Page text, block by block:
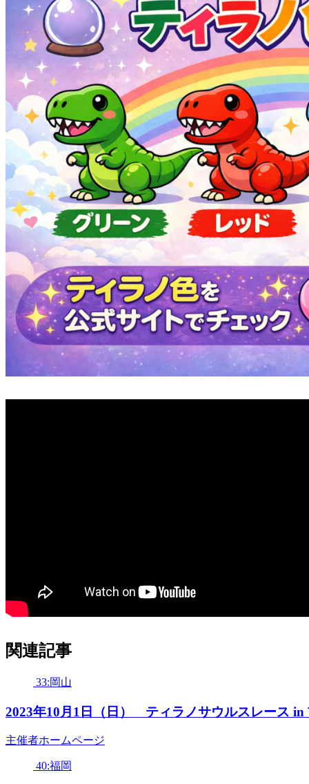
関連記事
33:岡山
2023年10月1日（日） ティラノサウルスレース
主催者ホームページ
40:福岡